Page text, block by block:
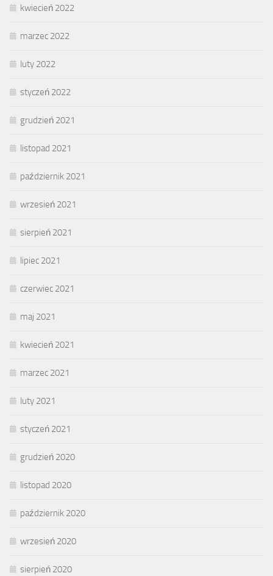
kwiecień 2022
marzec 2022
luty 2022
styczeń 2022
grudzień 2021
listopad 2021
październik 2021
wrzesień 2021
sierpień 2021
lipiec 2021
czerwiec 2021
maj 2021
kwiecień 2021
marzec 2021
luty 2021
styczeń 2021
grudzień 2020
listopad 2020
październik 2020
wrzesień 2020
sierpień 2020